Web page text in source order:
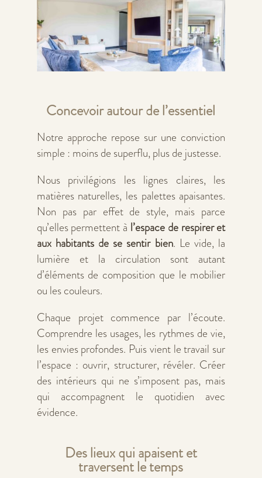
Concevoir autour de l’essentiel
Notre approche repose sur une conviction
simple : moins de superflu, plus de justesse.
Nous privilégions les lignes claires, les
matières naturelles, les palettes apaisantes.
Non pas par effet de style, mais parce
qu’elles permettent à l’espace de respirer et
aux habitants de se sentir bien. Le vide, la
lumière et la circulation sont autant
d’éléments de composition que le mobilier
ou les couleurs.
Chaque projet commence par l’écoute.
Comprendre les usages, les rythmes de vie,
les envies profondes. Puis vient le travail sur
l’espace : ouvrir, structurer, révéler. Créer
des intérieurs qui ne s’imposent pas, mais
qui accompagnent le quotidien avec
évidence.
Des lieux qui apaisent et
traversent le temps